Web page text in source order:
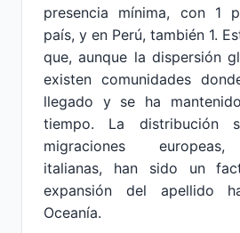
presencia mínima, con 1
país, y en Perú, también 1.
que, aunque la dispersión
existen comunidades
llegado y se ha
tiempo. La distribución
migraciones europeas,
italianas, han sido un
expansión del apellido
Oceanía.